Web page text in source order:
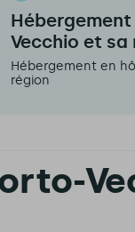
Vecchio et sa
Hébergement en
région